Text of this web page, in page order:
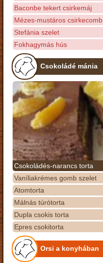
Baconbe tekert csirkemáj
Mézes-mustáros csirkecomb
Stefánia szelet
Fokhagymás hús
Csokoládé mánia
Csokoládés-narancs torta
Vaníliakrémes gomb szelet
Atomtorta
Málnás túrótorta
Dupla csokis torta
Epres csokitorta
Orsi a konyhában